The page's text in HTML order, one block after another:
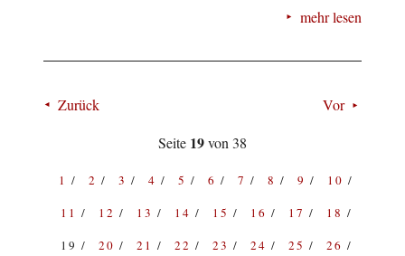
mehr lesen
Zurück
Vor
Seite 19von 38
1 2 3 4 5 6 7 8 9
10
11
12 13 14 15 16 17
18
19
20 21 22 23 24 25 26